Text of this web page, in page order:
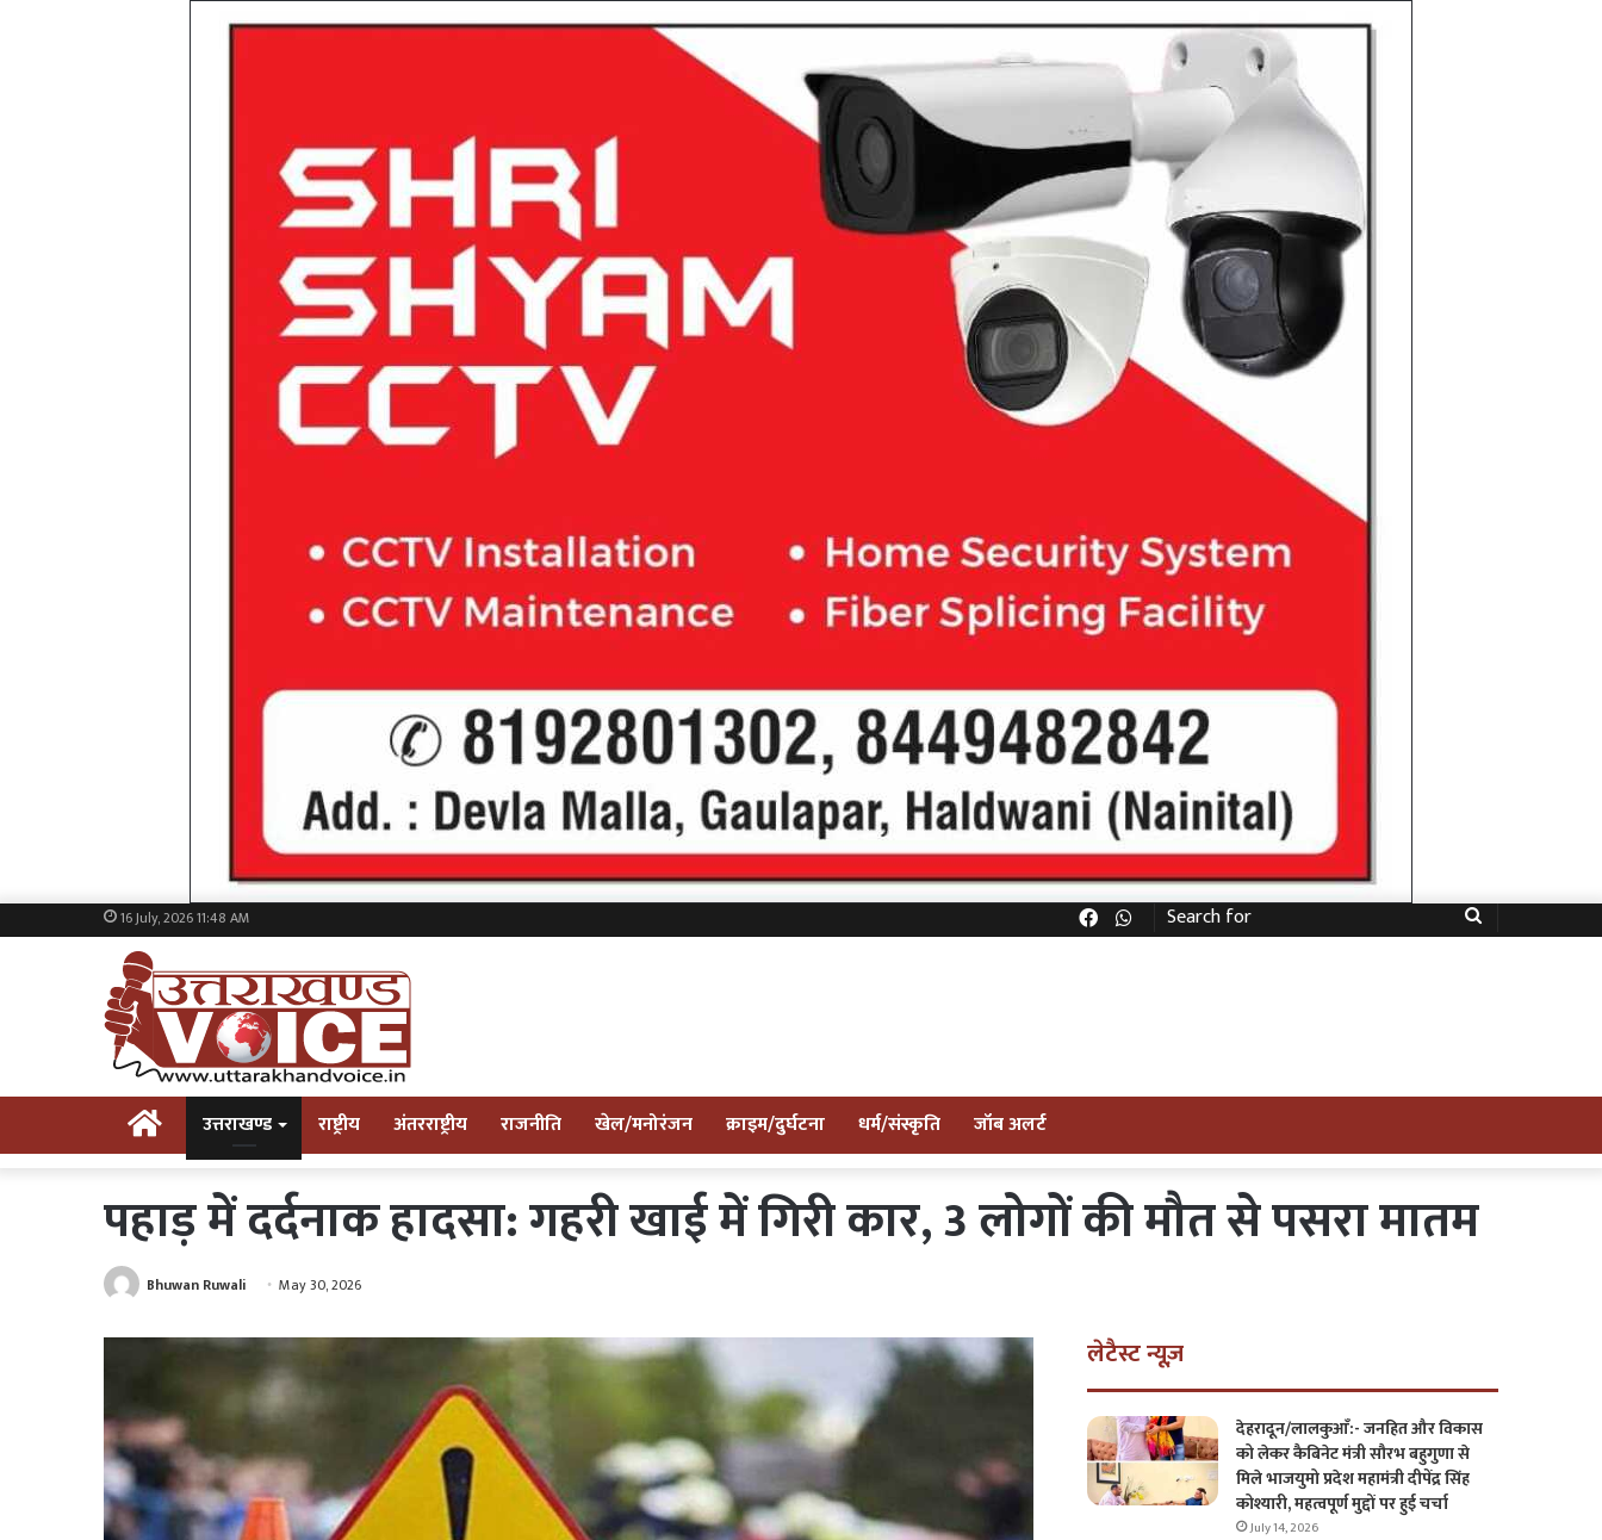
16 July, 2026 11:48 AM
Search
for
WhatsApp
Facebook
Homeउत्तराखण्ड राष्ट्रीय अंतरराष्ट्रीय राजनीति खेल/मनोरंजन क्राइम/दुर्घटना धर्म/संस्कृति जॉब अलर्ट
पहाड़ में दर्दनाक हादसा: गहरी खाई में गिरी कार, 3 लोगों की मौत से पसरा मातम
Bhuwan Ruwali May 30, 2026
लेटैस्ट न्यूज़
देहरादून/लालकुआँ:- जनहित और विकास
को लेकर कैबिनेट मंत्री सौरभ बहुगुणा से
मिले भाजयुमो प्रदेश महामंत्री दीपेंद्र सिंह
कोश्यारी, महत्वपूर्ण मुद्दों पर हुई चर्चा
July 14, 2026